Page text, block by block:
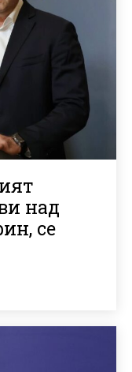
над
се